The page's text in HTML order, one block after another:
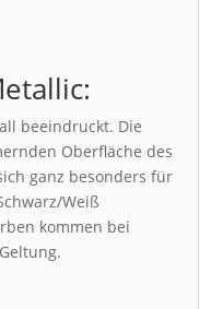
beeindruckt. Die
Oberfläche des
ganz besonders für
Weiß
kommen bei